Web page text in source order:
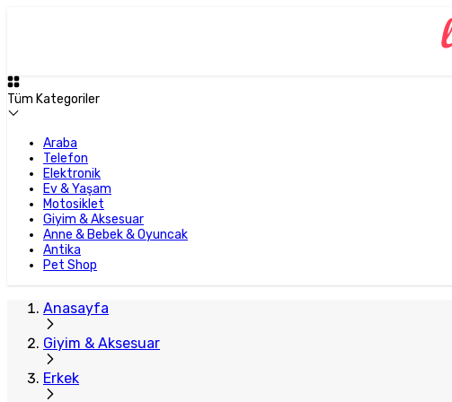
Tüm Kategoriler
Araba
Telefon
Elektronik
Ev & Yaşam
Motosiklet
Giyim & Aksesuar
Anne & Bebek & Oyuncak
Antika
Pet Shop
Anasayfa
Giyim & Aksesuar
Erkek